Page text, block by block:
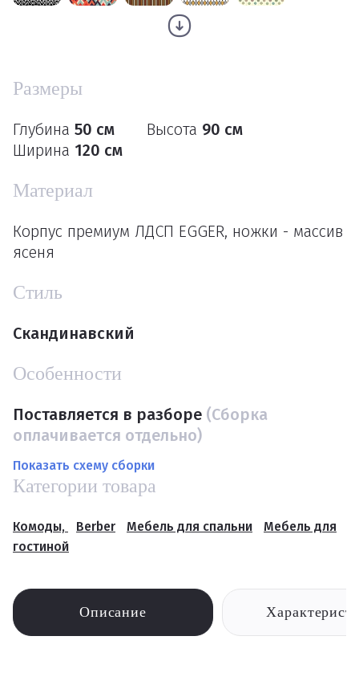
Размеры
Глубина 50 см Высота 90 см
Ширина 120 см
Материал
Корпус премиум ЛДСП EGGER, ножки - массив
ясеня
Стиль
Скандинавский
Особенности
Поставляется в разборе (Сборка
оплачивается отдельно)
Показать схему сборки
Категории товара
Комоды, Berber Мебель для спальни
Мебель для
гостиной
Описание